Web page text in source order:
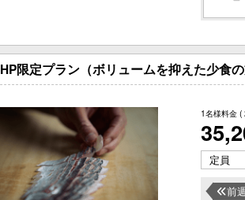
HP限定プラン（ボリュームを抑えた少食
1名様料金 (
定員
前